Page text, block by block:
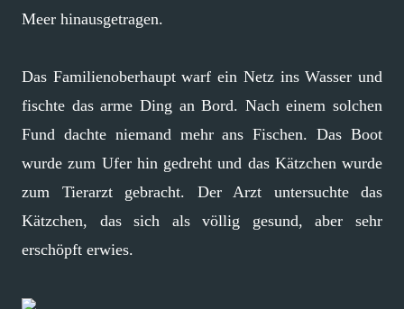
Meer hinausgetragen.
Das Familienoberhaupt warf ein Netz ins Wasser und
fischte das arme Ding an Bord. Nach einem solchen
Fund dachte niemand mehr ans Fischen. Das Boot
wurde zum Ufer hin gedreht und das Kätzchen wurde
zum Tierarzt gebracht. Der Arzt untersuchte das
Kätzchen, das sich als völlig gesund, aber sehr
erschöpft erwies.